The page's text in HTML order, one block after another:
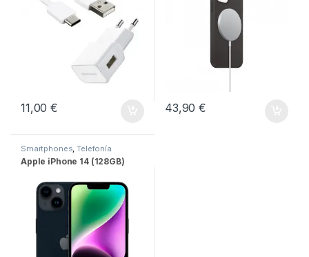
11,00€ 43,90€
Smartphones ,Telefonía
Apple iPhone 14 (128GB)